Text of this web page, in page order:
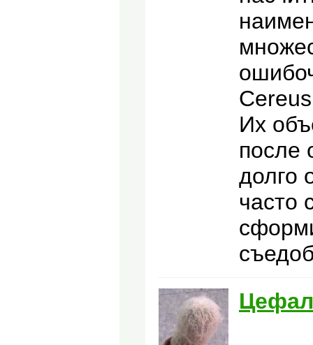
Их
после
долго
часто